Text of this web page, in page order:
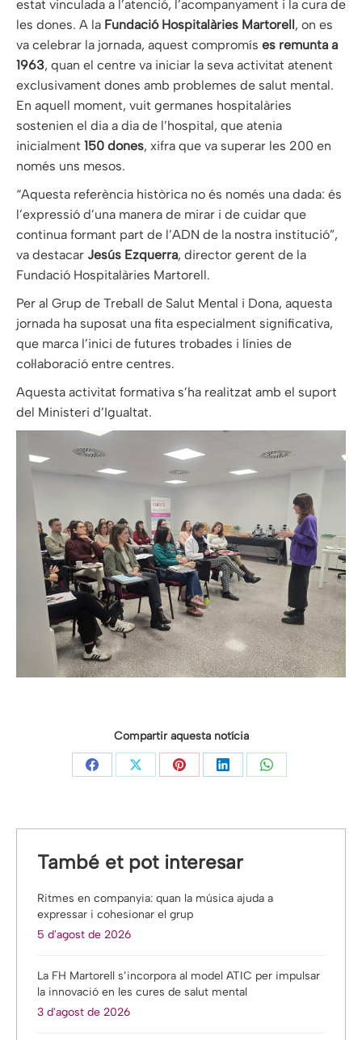
estat vinculada a l’atenció, l’acompanyament i la cura de
les dones. A la Fundació Hospitalàries Martorell, on es
va celebrar la jornada, aquest compromís es remunta a
1963, quan el centre va iniciar la seva activitat atenent
exclusivament dones amb problemes de salut mental.
En aquell moment, vuit germanes hospitalàries
sostenien el dia a dia de l’hospital, que atenia
inicialment 150 dones, xifra que va superar les 200 en
només uns mesos.
“Aquesta referència històrica no és només una dada: és
l’expressió d’una manera de mirar i de cuidar que
continua formant part de l’ADN de la nostra institució”,
va destacar Jesús Ezquerra, director gerent de la
Fundació Hospitalàries Martorell.
Per al Grup de Treball de Salut Mental i Dona, aquesta
jornada ha suposat una fita especialment significativa,
que marca l’inici de futures trobades i línies de
col·laboració entre centres.
Aquesta activitat formativa s’ha realitzat amb el suport
del Ministeri d’Igualtat.
Compartir aquesta notícia
Share
Share
Share
Share
Share
També et pot interesar
Ritmes en companyia: quan la música ajuda a
expressar i cohesionar el grup
5 d'agost de 2026
La FH Martorell s’incorpora al model ATIC per impulsar
la innovació en les cures de salut mental
3 d'agost de 2026